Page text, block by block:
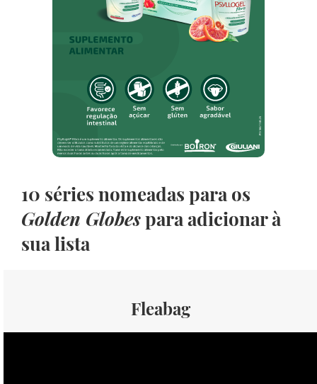
10 séries nomeadas para os
Golden Globespara adicionar à
sua lista
Fleabag